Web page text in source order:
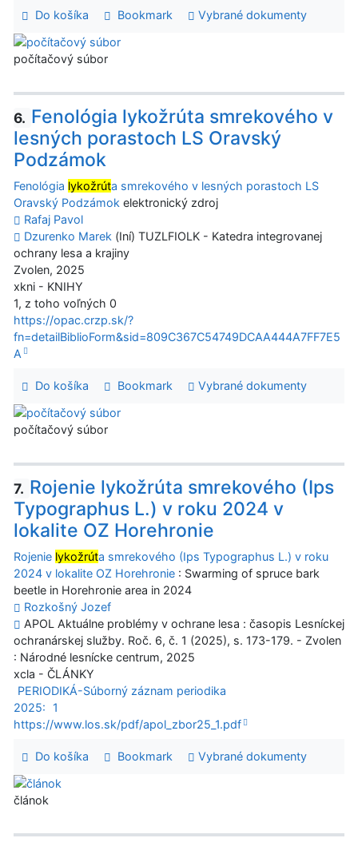
Do košíka Bookmark Vybrané dokumenty
počítačový súbor
6. Fenológia lykožrúta smrekového v
lesných porastoch LS Oravský
Podzámok
Fenológia lykožrúta smrekového v lesných porastoch LS
Oravský Podzámok elektronický zdroj
Rafaj Pavol
Dzurenko Marek (Iní) TUZLFIOLK - Katedra integrovanej
ochrany lesa a krajiny
Zvolen, 2025
xkni - KNIHY
1, z toho voľných 0
https://opac.crzp.sk/?
fn=detailBiblioForm&sid=809C367C54749DCAA444A7FF7E5
A
Do košíka Bookmark Vybrané dokumenty
počítačový súbor
7. Rojenie lykožrúta smrekového (Ips
Typographus L.) v roku 2024 v
lokalite OZ Horehronie
Rojenie lykožrúta smrekového (Ips Typographus L.) v roku
2024 v lokalite OZ Horehronie : Swarming of spruce bark
beetle in Horehronie area in 2024
Rozkošný Jozef
APOL Aktuálne problémy v ochrane lesa : časopis Lesníckej
ochranárskej služby. Roč. 6, č. 1 (2025), s. 173-179. - Zvolen
: Národné lesnícke centrum, 2025
xcla - ČLÁNKY
PERIODIKÁ-Súborný záznam periodika
2025:
1
https://www.los.sk/pdf/apol_zbor25_1.pdf
Do košíka Bookmark Vybrané dokumenty
článok